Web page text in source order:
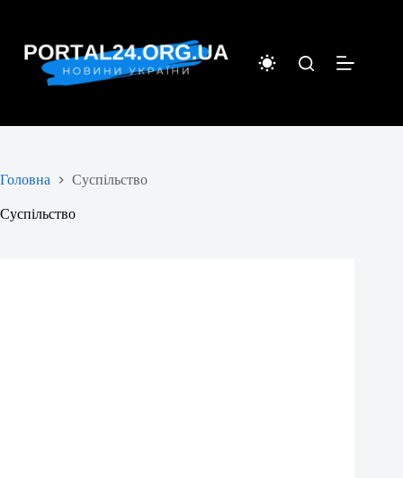
Головна Суспільство
Суспільство